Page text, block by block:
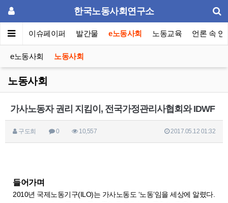
한국노동사회연구소
포럼 이슈페이퍼 발간물 e노동사회 노동교육 언론 속 연
e노동사회 노동사회
노동사회
가사노동자 권리 지킴이, 전국가정관리사협회와 IDWF
구도희 0 10,557 2017.05.12 01:32
들어가며
2010년 국제노동기구(ILO)는 가사노동도 ‘노동’임을 세상에 알렸다.